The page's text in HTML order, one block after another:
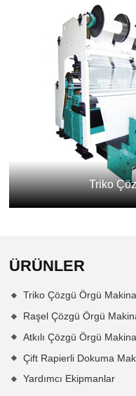
Triko
ÜRÜNLER
Triko Çözgü Örgü
Raşel Çözgü Örgü
Atkılı Çözgü Örgü
Çift Rapierli Dokuma
Yardımcı Ekipmanlar